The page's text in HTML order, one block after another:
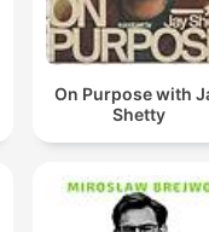
On Purpose with
Shetty